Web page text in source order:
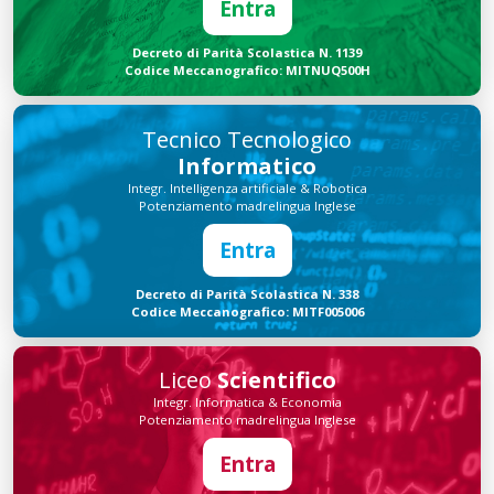
Entra
Decreto di Parità Scolastica N. 1139
Codice Meccanografico: MITNUQ500H
Tecnico Tecnologico
Informatico
Integr. Intelligenza artificiale & Robotica
Potenziamento madrelingua Inglese
Entra
Decreto di Parità Scolastica N. 338
Codice Meccanografico: MITF005006
LiceoScientifico
Integr. Informatica & Economia
Potenziamento madrelingua Inglese
Entra